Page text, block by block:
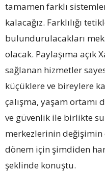
tamamen farklı
kalacağız. Farklılığı
bulundurulacakları
olacak. Paylaşıma
sağlanan hizmetler
küçüklere ve bireylere
çalışma, yaşam ortamı
ve güvenlik ile birlikte
merkezlerinin değişimin
dönem için şimdiden
şeklinde konuştu.